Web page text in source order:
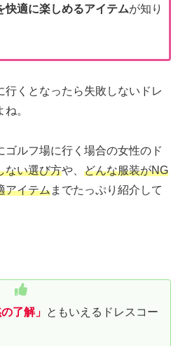
快適に楽しめるアイテムが知り
くとなったら失敗しないドレ
。
ゴルフ場に行く場合の女性のド
ない選び方や、 どんな服装がNG
アイテムまでたっぷり紹介して
の了解」 ともいえるドレスコー